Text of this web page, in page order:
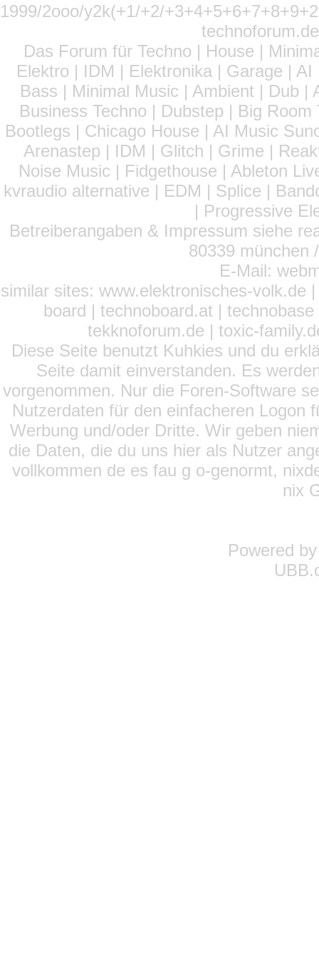
1999/2ooo/y2k(+1/+2/
Das Forum für Techno | House |
Elektro | IDM | Elektronika | Garage |
Bass | Minimal Music | Ambient | Dub
Business Techno | Dubstep | Big
Bootlegs | Chicago House | AI Music
Arenastep | IDM | Glitch | Grime |
Noise Music | Fidgethouse | Ableton
kvraudio alternative | EDM | Splice |
| Progressive
Betreiberangaben & Impressum siehe
80339 münchen
E-Mail:
similar sites: www.elektronisches-volk.de
board | technoboard.at |
tekknoforum.de | toxic-
Diese Seite benutzt Kuhkies und du
Seite damit einverstanden. Es
vorgenommen. Nur die Foren-Software
Nutzerdaten für den einfacheren Logon
Werbung und/oder Dritte. Wir geben
die Daten, die du uns hier als Nutzer
vollkommen de es fau g o-genormt,
nix
Powered